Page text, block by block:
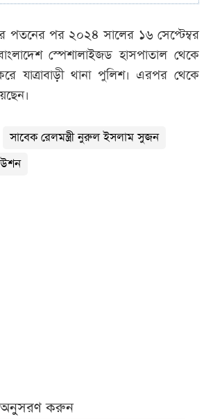
পতনের পর ২০২৪ সালের ১৬ সেপ্টেম্বর
স্পেশালাইজড হাসপাতাল থেকে
যাত্রাবাড়ী থানা পুলিশ। এরপর থেকে
সাবেক রেলমন্ত্রী নুরুল ইসলাম সুজন
অনুসরণ করুন